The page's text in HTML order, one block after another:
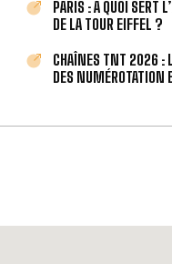
PARIS : À QUOI SERT
DE LA TOUR EIFFEL ?
CHAÎNES TNT 2026 :
DES NUMÉROTATION